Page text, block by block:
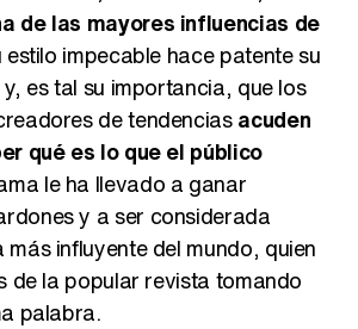
de las mayores influencias de
estilo impecable hace patente su
es tal su importancia, que los
de tendenciasacuden
qué es lo que el público
le ha llevado a ganar
y a ser considerada
influyente del mundo, quien
de la popular revista tomando
palabra.